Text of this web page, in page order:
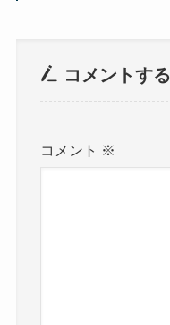
コメントする
コメント ※